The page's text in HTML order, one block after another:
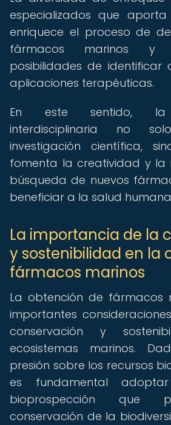
especializados que
enriquece el proceso de
fármacos marinos y
posibilidades de identificar
aplicaciones terapéuticas.
En este sentido, la
interdisciplinaria no
investigación científica,
fomenta la creatividad y la
búsqueda de nuevos
beneficiar a la salud
La importancia de la
y sostenibilidad en la
fármacos marinos
La obtención de fármacos
importantes
conservación y
ecosistemas marinos.
presión sobre los recursos
es fundamental
bioprospección que
conservación de la